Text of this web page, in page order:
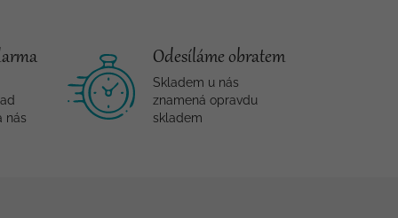
nás
Odesíláme obratem
Skladem u nás
znamená opravdu
skladem